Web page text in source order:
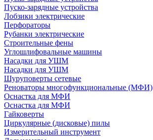
Пуско-зарядные устройства
Лобзики электрические
Перфораторы
Рубанки электрические
Строительные фены
Углошлифовальные машины
Насадки для УШМ
Насадки для УШМ
Шуруповерты сетевые
Реноваторы многофункциональные (МФИ)
Оснастка для МФИ
Оснастка для МФИ
Гайковерты
Циркулярные (дисковые) пилы
Измерительный инструмент